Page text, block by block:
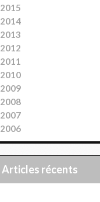
2015
2014
2013
2012
2011
2010
2009
2008
2007
2006
articles récents